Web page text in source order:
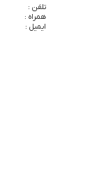
تلفن :
همراه :
ایمیل :